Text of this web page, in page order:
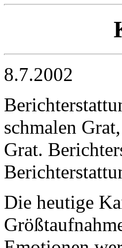
8.7.2002
schmalen
Grat.
Die heutige